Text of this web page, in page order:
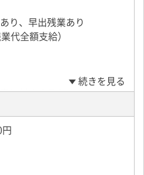
り、早出残業あり
代全額支給）
に対応するため、5：30～
があります。
の状況により、終業時間が
合があります。
、月平均50～60時間程度と
続きを見る